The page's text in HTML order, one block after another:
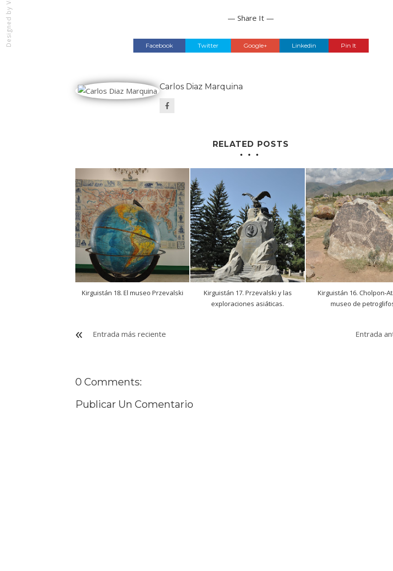
Designed by — Share It —
Facebook Twitter Google+ Linkedin Pin It
Carlos Diaz Marquina
RELATED POSTS
Kirguistán 18. El museo Przevalski
Kirguistán 17. Przevalski y las
exploraciones asiáticas.
Kirguistán 16. Cholpon-
museo de
Entrada más reciente Entrada
0 Comments:
Publicar Un Comentario